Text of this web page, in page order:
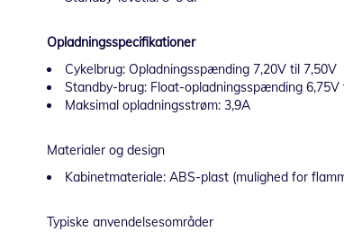
Opladningsspecifikationer
Cykelbrug: Opladningsspænding 7,20V til 7,50V
Standby-brug: Float-opladningsspænding 6,75V
Maksimal opladningsstrøm: 3,9A
Materialer og design
Kabinetmateriale: ABS-plast (mulighed for
Typiske anvendelsesområder